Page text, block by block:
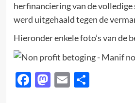
herfinanciering van de volledige
werd uitgehaald tegen de
Hieronder enkele foto’s van de
Facebook
Mastodon
EmailDelen